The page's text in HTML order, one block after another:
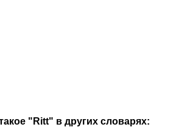
"Ritt" в других словарях: